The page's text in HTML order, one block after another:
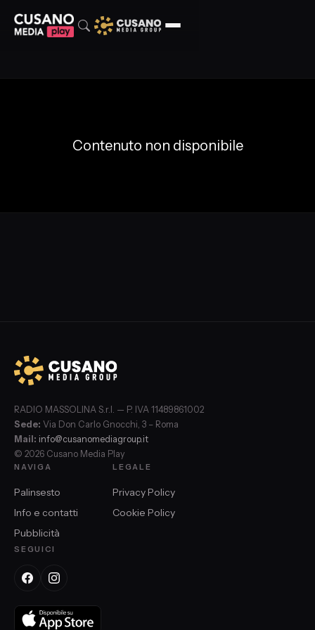
Contenuto non disponibile
RADIO MASSOLINA S.r.l. — P. IVA 11489861002
Sede: Via Don Carlo Gnocchi, 3 – Roma
Mail: info@cusanomediagroup.it
© 2026 Cusano Media Play
NAVIGA
Palinsesto
Info e contatti
Pubblicità
LEGALE
Privacy Policy
Cookie Policy
SEGUICI